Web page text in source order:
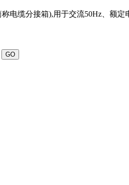
电缆分接箱),用于交流50Hz、额